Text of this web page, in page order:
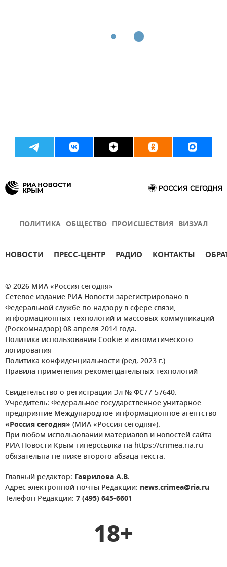
ПОЛИТИКА ОБЩЕСТВО ПРОИСШЕСТВИЯ ВИЗУАЛ
НОВОСТИ ПРЕСС-ЦЕНТР РАДИО КОНТАКТЫ
© 2026 МИА «Россия сегодня»
Сетевое издание РИА Новости зарегистрировано в
Федеральной службе по надзору в сфере связи,
информационных технологий и массовых коммуникаций
(Роскомнадзор) 08 апреля 2014 года.
Политика использования Cookie и автоматического
логирования
Политика конфиденциальности (ред. 2023 г.)
Правила применения рекомендательных технологий
Свидетельство о регистрации Эл № ФС77-57640.
Учредитель: Федеральное государственное унитарное
предприятие Международное информационное агентство
«Россия сегодня» (МИА «Россия сегодня»).
При любом использовании материалов и новостей сайта
РИА Новости Крым гиперссылка на https://crimea.ria.ru
обязательна не ниже второго абзаца текста.
Главный редактор: Гаврилова А.В.
Адрес электронной почты Редакции: news.crimea@ria.ru
Телефон Редакции: 7 (495) 645-6601
18+